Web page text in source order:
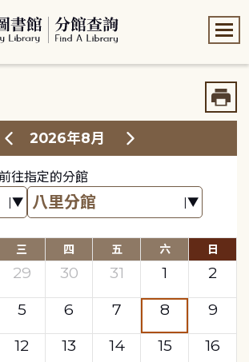
2026年8月
往指定的分館
三 四 五 六 日
29 30 31 1
2
5 6 7 8
9
12 13 14 15
16